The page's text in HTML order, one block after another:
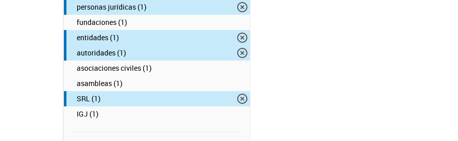
personas jurídicas (1)
fundaciones (1)
entidades (1)
autoridades (1)
asociaciones civiles (1)
asambleas (1)
SRL (1)
IGJ (1)